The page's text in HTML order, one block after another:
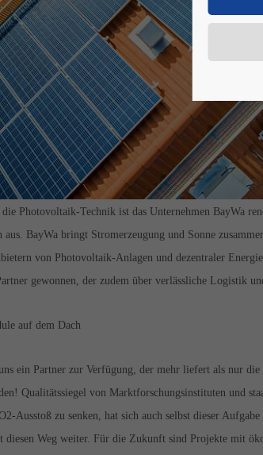
Photovoltaik-Technik ist das Unternehmen BayWa
aus. BayWa bringt Stromerzeugung und Sonne
von Photovoltaik-Anlagen und dezentraler
gewonnen, der zudem über verlässliche Logistik
auf dem Dach
ein Partner zur Verfügung, der mehr liefert als nur
Qualitätssiegel von Marktforschungsinstituten und
Ausstoß zu senken, hat sich auch selbst dieser
diesen Weg weiter. Für die Zukunft sind Projekte mit